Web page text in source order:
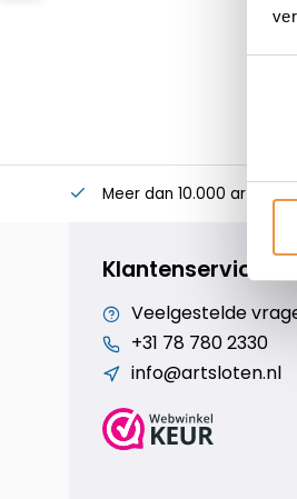
Meer dan 10.000 artikelen
Klantenservice
Veelgestelde
+31 78 780 2330
info@artsloten.nl